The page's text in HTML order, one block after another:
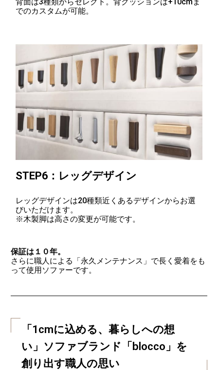
でのカスタムが可能。
STEP6：レッグデザイン
レッグデザインは20種類近くあるデザインからお選
びいただけます。
※木製脚は高さの変更が可能です。
保証は１０年。
さらに職人による「永久メンテナンス」で長く愛着をも
って使用ソファーです。
「1cmに込める、暮らしへの想
い」ソファブランド「blocco」を
創り出す職人の思い